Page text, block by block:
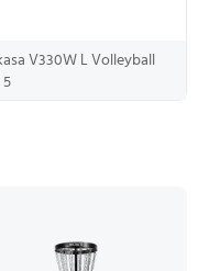
V330W L Volleyball
5